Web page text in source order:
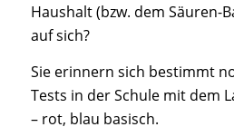
Haushalt (bzw. dem Säuren-
auf sich?
Sie erinnern sich bestimmt
Tests in der Schule mit dem
– rot, blau basisch.